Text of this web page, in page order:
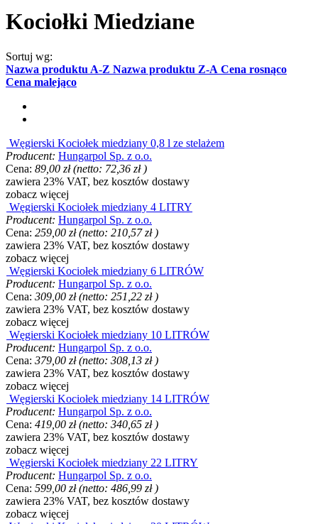
Kociołki Miedziane
Sortuj wg:
Nazwa produktu A-Z Nazwa produktu Z-A Cena rosnąco
Cena malejąco
Węgierski Kociołek miedziany 0,8 l ze stelażem
Producent: Hungarpol Sp. z o.o.
Cena: 89,00 zł (netto: 72,36 zł)
zawiera 23% VAT, bez kosztów dostawy
zobacz więcej
Węgierski Kociołek miedziany 4 LITRY
Producent: Hungarpol Sp. z o.o.
Cena: 259,00 zł (netto: 210,57 zł)
zawiera 23% VAT, bez kosztów dostawy
zobacz więcej
Węgierski Kociołek miedziany 6 LITRÓW
Producent: Hungarpol Sp. z o.o.
Cena: 309,00 zł (netto: 251,22 zł)
zawiera 23% VAT, bez kosztów dostawy
zobacz więcej
Węgierski Kociołek miedziany 10 LITRÓW
Producent: Hungarpol Sp. z o.o.
Cena: 379,00 zł (netto: 308,13 zł)
zawiera 23% VAT, bez kosztów dostawy
zobacz więcej
Węgierski Kociołek miedziany 14 LITRÓW
Producent: Hungarpol Sp. z o.o.
Cena: 419,00 zł (netto: 340,65 zł)
zawiera 23% VAT, bez kosztów dostawy
zobacz więcej
Węgierski Kociołek miedziany 22 LITRY
Producent: Hungarpol Sp. z o.o.
Cena: 599,00 zł (netto: 486,99 zł)
zawiera 23% VAT, bez kosztów dostawy
zobacz więcej